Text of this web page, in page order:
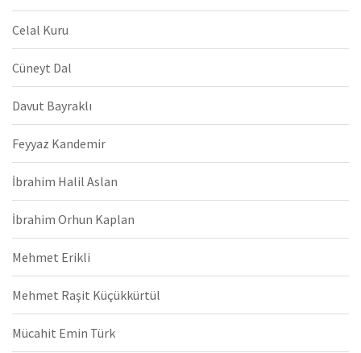
Celal Kuru
Cüneyt Dal
Davut Bayraklı
Feyyaz Kandemir
İbrahim Halil Aslan
İbrahim Orhun Kaplan
Mehmet Erikli
Mehmet Raşit Küçükkürtül
Mücahit Emin Türk